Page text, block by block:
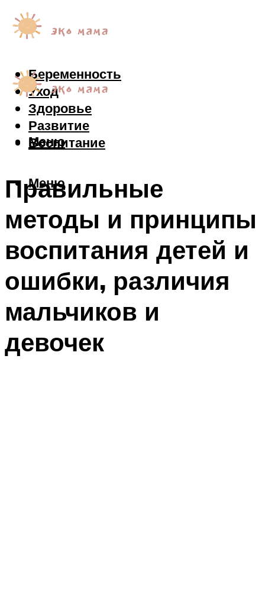
Беременность
Уход
Здоровье
Развитие
Воспитание
Меню
Меню
Правильные
методы и принципы
воспитания детей и
ошибки, различия
мальчиков и
девочек